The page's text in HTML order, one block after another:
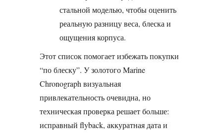
стальной моделью, чтобы оценить
реальную разницу веса, блеска и
ощущения корпуса.
Этот список помогает избежать покупки
“по блеску”. У золотого Marine
Chronograph визуальная
привлекательность очевидна, но
техническая проверка решает больше:
исправный flyback, аккуратная дата и